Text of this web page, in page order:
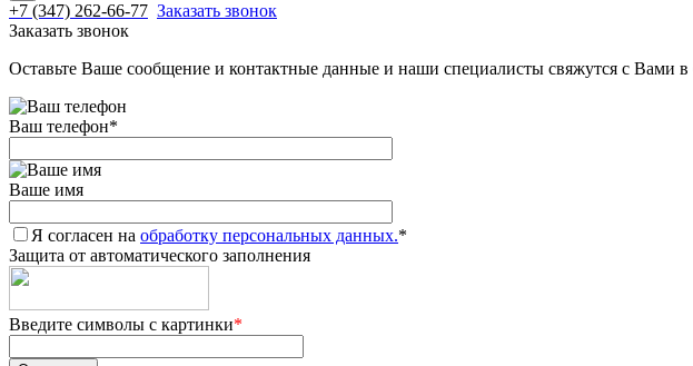
+7 (347) 262-66-77 Заказать звонок
Заказать звонок
Оставьте Ваше сообщение и контактные данные и наши специалисты свяжутся с Вами
Ваш телефон*
Ваше имя
Я согласен на обработку персональных данных.*
Защита от автоматического заполнения
Введите символы с картинки*